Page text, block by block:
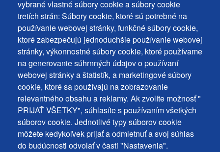
vybrané vlastné súbory cookie a súbory cookie
tretích strán: Súbory cookie, ktoré sú potrebné na
používanie webovej stránky, funkčné súbory cookie,
ktoré zabezpečujú jednoduchšie používanie webovej
stránky, výkonnostné súbory cookie, ktoré používame
na generovanie súhrnných údajov o používaní
webovej stránky a štatistík, a marketingové súbory
cookie, ktoré sa používajú na zobrazovanie
relevantného obsahu a reklamy. Ak zvolíte možnosť "
PRIJAŤ VŠETKY", súhlasíte s používaním všetkých
súborov cookie. Jednotlivé typy súborov cookie
môžete kedykoľvek prijať a odmietnuť a svoj súhlas
do budúcnosti odvolať v časti "Nastavenia".
Footer
MENU
Kontakty
Mapa stránky
Mestské správy
Cookies
+
ochrana
osobných
udajov
Často kladené otázky
Ochrana osobných údajov
Používanie súborov cookies
Nastavenie cookies
Podnety a spätná väzba